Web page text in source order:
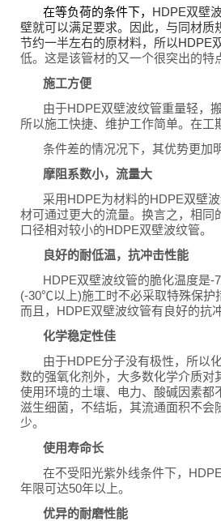
在等负荷的条件下， HDPE双壁
壁就可以满足要求。因此，与同材质
节约一半左右的原材料，所以HDPE
低。这是该管材的又一个很突出的特
施工方便
由于HDPE双壁波纹管重量轻，
所以施工快捷、维护工作简单。在工
条件差的情况况下，其优势更加
摩阻系数小，流量大
采用HDPE为材料的HDPE双壁
材可通过更大的流量。换言之，相同
口径相对较小的HDPE双壁波纹管。
良好的耐低温，抗冲击性能
HDPE双壁波纹管的脆化温度是
(-30℃以上)施工时不必采取特殊保护
而且，HDPE双壁波纹管有良好的抗
化学稳定性佳
由于HDPE分子没有极性，所以
数的强氧化剂外，大多数化学介质对
使用环境的土壤、电力、酸碱因素都
滋生细菌，不结垢，其流通面积不会
少。
使用寿命长
在不受阳光紫外线条件下，
年限可达50年以上。
优异的耐磨性能